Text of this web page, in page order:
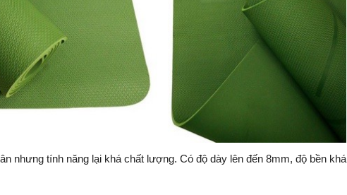
nhưng tính năng lại khá chất lượng. Có độ dày lên đến 8mm, độ bền khá